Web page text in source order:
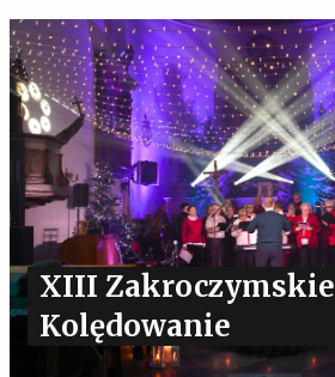
XIII Zakroczymskie
Kolędowanie